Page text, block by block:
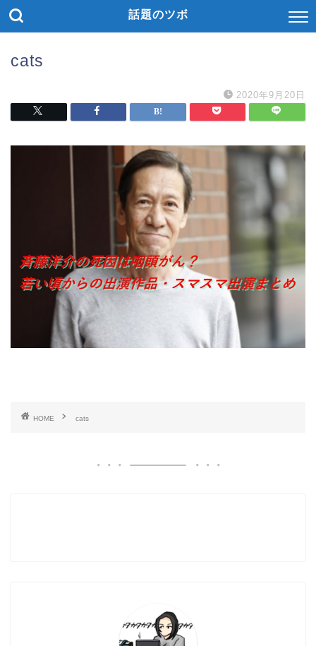
話題のツボ
cats
2020年9月20日
HOME cats